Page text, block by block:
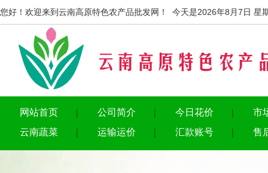
您好！欢迎来到云南高原特色农产品批发网！ 今天是2026年8月7日 星
网站首页 公司简介 今日花价
市
云南蔬菜
运输运价 汇款账号 售